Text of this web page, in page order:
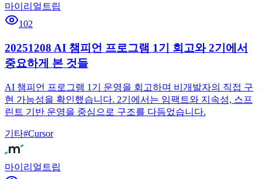
마이리얼트립
102
20251208 AI 챔피언 프로그램 1기 회고와 2기에서
중요하게 본 것들
AI 챔피언 프로그램 1기 운영을 회고하며 비개발자의 직접 구
현 가능성을 확인했습니다. 2기에서는 임팩트와 지속성, 스프
린트 기반 운영을 중심으로 구조를 다듬었습니다.
기타#Cursor
마이리얼트립